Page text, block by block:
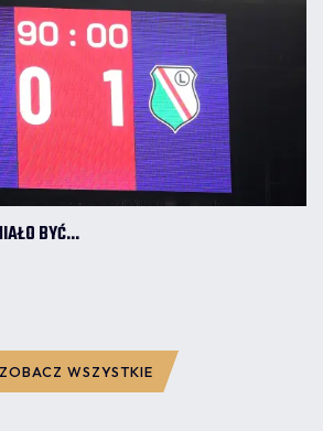
BYĆ...
ZOBACZ WSZYSTKIE